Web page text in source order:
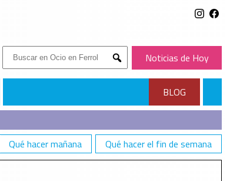
Buscar:
Submit
Noticias de Hoy
BLOG
Qué hacer mañana Qué hacer el fin de semana